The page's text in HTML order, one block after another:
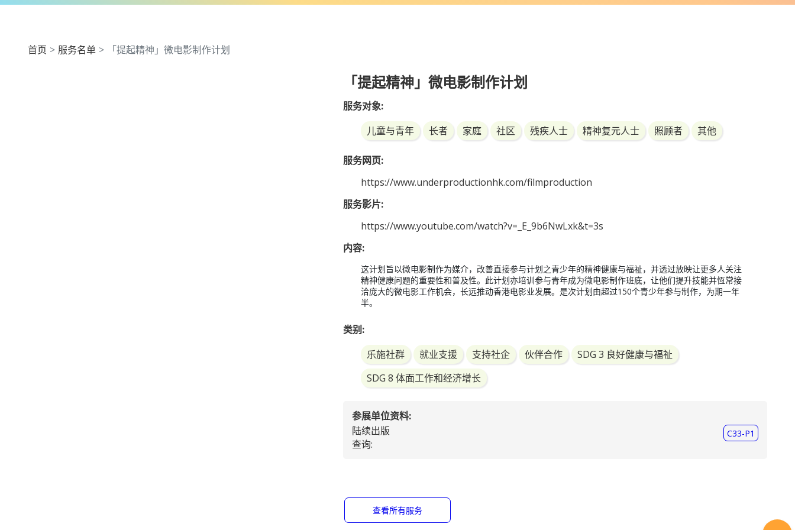
首页 服务名单 「提起精神」微电影制作计划
「提起精神」微电影制作计划
服务对象:
儿童与青年
长者 家庭 社区 残疾人士 精神复元人士 照顾者 其他
服务网页:
https://www.underproductionhk.com/filmproduction
服务影片:
https://www.youtube.com/watch?v=_E_9b6NwLxk&t=3s
内容:
这计划旨以微电影制作为媒介，改善直接参与计划之青少年的精神健康与福祉，并透过放映让更多人关注
精神健康问题的重要性和普及性。此计划亦培训参与青年成为微电影制作班底，让他们提升技能并恆常接
洽庞大的微电影工作机会，长远推动香港电影业发展。是次计划由超过150个青少年参与制作，为期一年
类别:
乐施社群
就业支援 支持社企 伙伴合作
SDG 3 良好健康与福祉
SDG 8 体面工作和经济增长
参展单位资料:
C33-P1
陆续出版
查询:
查看所有服务